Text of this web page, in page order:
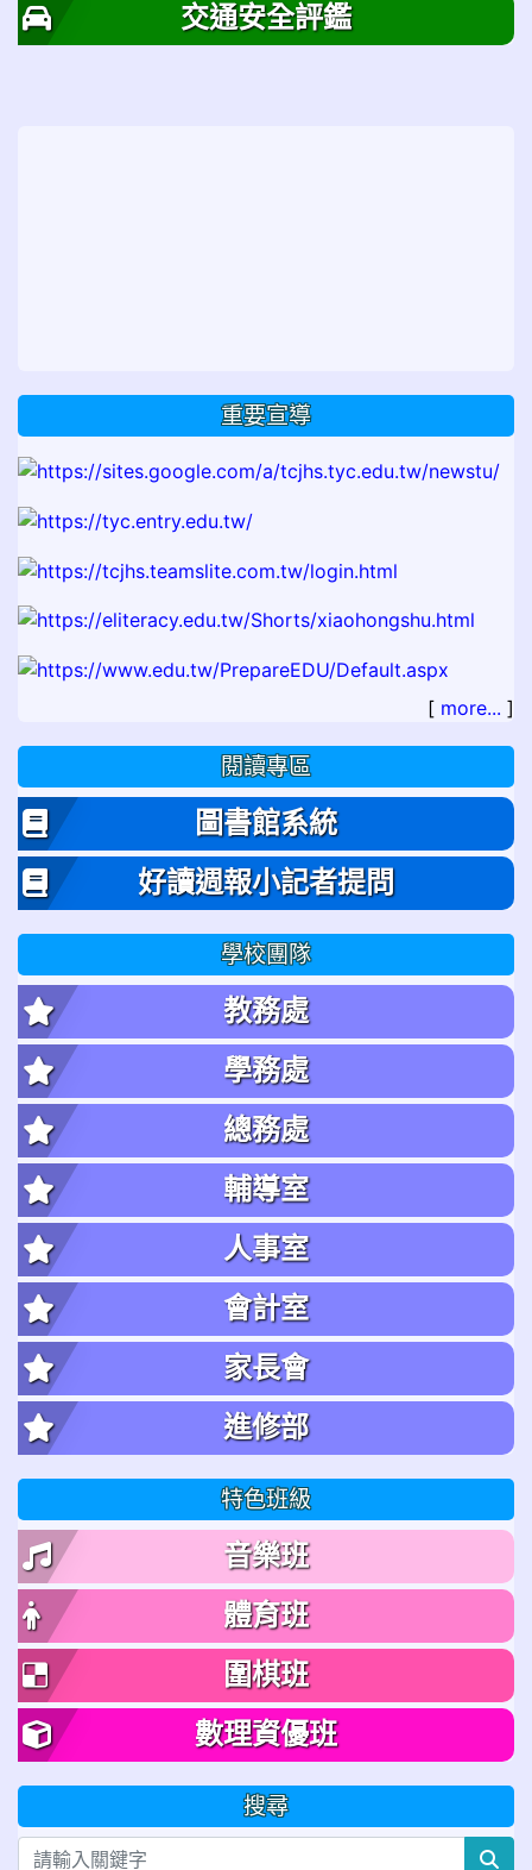
交通安全評鑑
重要宣導
[ more... ]
閱讀專區
圖書館系統
好讀週報小記者提問
學校團隊
教務處
學務處
總務處
輔導室
人事室
會計室
家長會
進修部
特色班級
音樂班
體育班
圍棋班
數理資優班
搜尋